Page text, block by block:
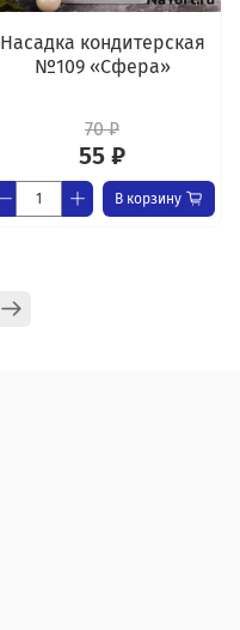
Насадка кондитерская
№109 «Сфера»
70 ₽
55 ₽
В корзину